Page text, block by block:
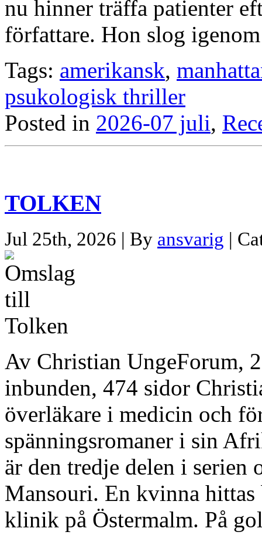
nu hinner träffa patienter
författare. Hon slog
Tags: amerikansk,
psukologisk thriller
Posted in 2026-07 juli,
TOLKEN
Jul 25th, 2026 | By ansvarig |
Av Christian UngeForum,
inbunden, 474 sidor
överläkare i medicin och
spänningsromaner i sin
är den tredje delen i
Mansouri. En kvinna hittas
klinik på Östermalm. På